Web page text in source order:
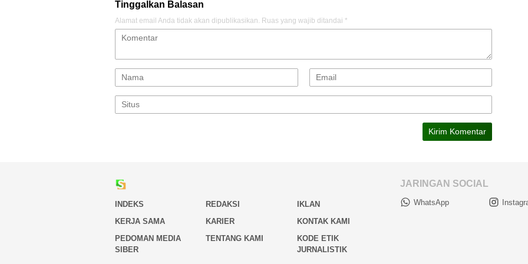
Tinggalkan Balasan
Alamat email Anda tidak akan dipublikasikan. Ruas yang wajib ditandai *
INDEKS REDAKSI
IKLAN
KERJA SAMA
KARIER
KONTAK KAMI
PEDOMAN MEDIA
SIBER
TENTANG KAMI
KODE ETIK
JURNALISTIK
JARINGAN SOCIAL
WhatsApp